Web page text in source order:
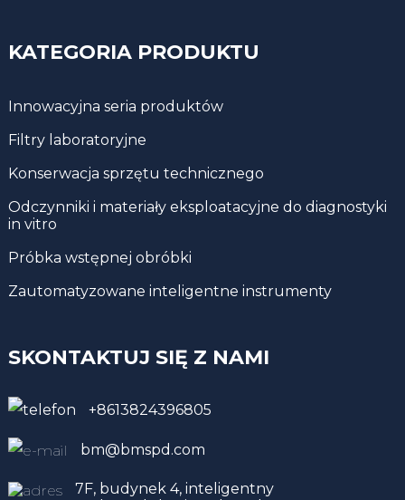
KATEGORIA PRODUKTU
Innowacyjna seria produktów
Filtry laboratoryjne
Konserwacja sprzętu technicznego
Odczynniki i materiały eksploatacyjne do diagnostyki
in vitro
Próbka wstępnej obróbki
Zautomatyzowane inteligentne instrumenty
SKONTAKTUJ SIĘ Z NAMI
+8613824396805
bm@bmspd.com
7F, budynek 4, inteligentny